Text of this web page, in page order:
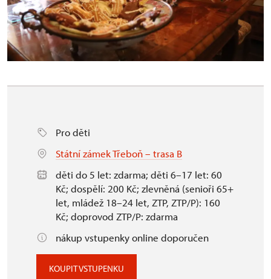
Pro děti
Státní zámek Třeboň – trasa B
děti do 5 let: zdarma; děti 6–17 let: 60
Kč; dospělí: 200 Kč; zlevněná (senioři 65+
let, mládež 18–24 let, ZTP, ZTP/P): 160
Kč; doprovod ZTP/P: zdarma
nákup vstupenky online doporučen
KOUPIT VSTUPENKU